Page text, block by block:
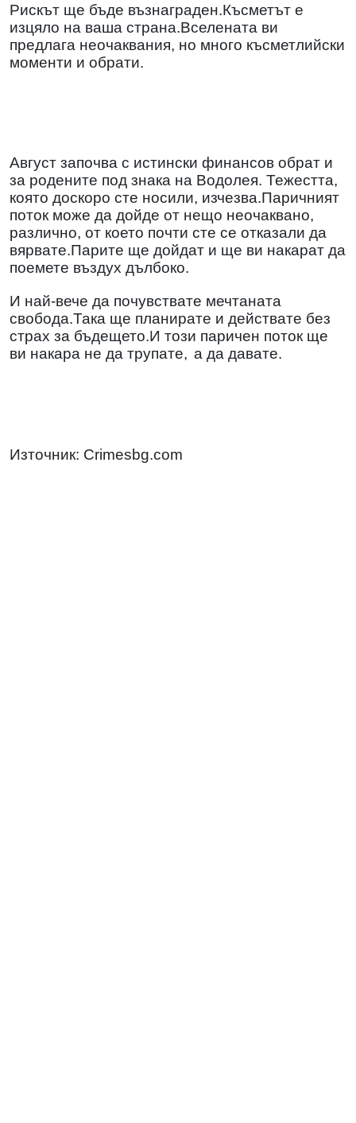
Рискът ще бъде възнаграден.Късметът е
изцяло на ваша страна.Вселената ви
предлага неочаквания, но много късметлийски
моменти и обрати.
Август започва с истински финансов обрат и
за родените под знака на Водолея. Тежестта,
която доскоро сте носили, изчезва.Паричният
поток може да дойде от нещо неочаквано,
различно, от което почти сте се отказали да
вярвате.Парите ще дойдат и ще ви накарат да
поемете въздух дълбоко.
И най-вече да почувствате мечтаната
свобода.Така ще планирате и действате без
страх за бъдещето.И този паричен поток ще
ви накара не да трупате, а да давате.
Източник: Crimesbg.com